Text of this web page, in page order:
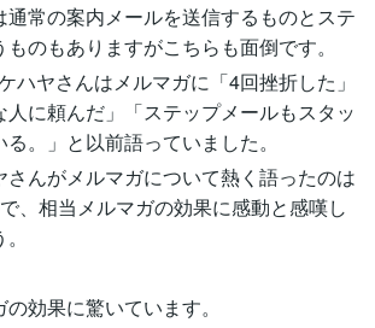
通常の案内メールを送信するものとステ
のもありますがこちらも面倒です。
ハヤさんはメルマガに「4回挫折した」
人に頼んだ」「ステップメールもスタッ
。」と以前語っていました。
さんがメルマガについて熱く語ったのは
、相当メルマガの効果に感動と感嘆し
効果に驚いています。